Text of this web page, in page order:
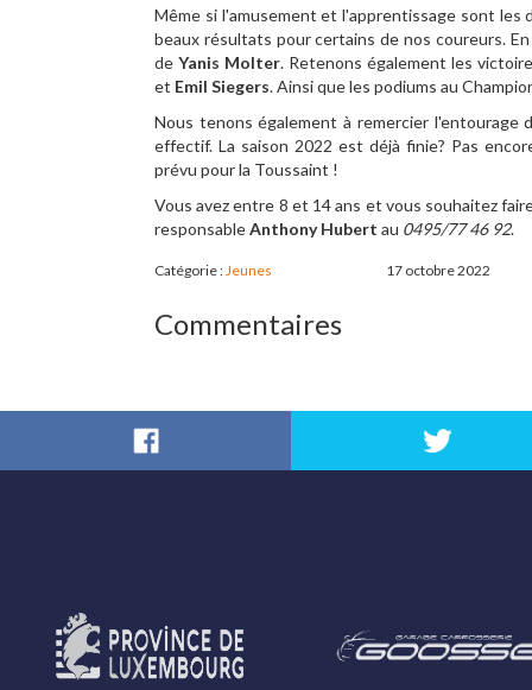
Même si l'amusement et l'apprentissage sont
beaux résultats pour certains de nos coureurs.
de Yanis Molter. Retenons également les
et Emil Siegers. Ainsi que les podiums au
Nous tenons également à remercier l'entourage
effectif. La saison 2022 est déjà finie? Pas
prévu pour la Toussaint !
Vous avez entre 8 et 14 ans et vous souhaitez
responsableAnthony Hubert au 0495/77 46 92.
Catégorie :Jeunes 17 octobre 2022
Commentaires